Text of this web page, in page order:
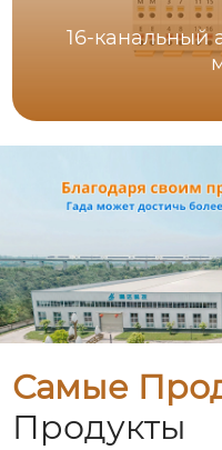
16-канальный
Самые
Продукты